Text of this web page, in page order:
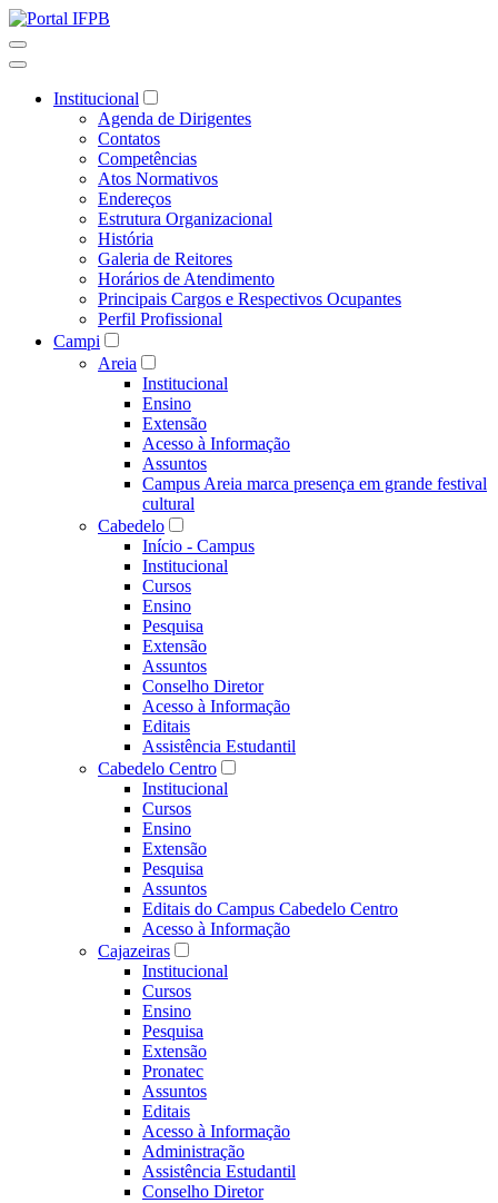
Institucional
Agenda de Dirigentes
Contatos
Competências
Atos Normativos
Endereços
Estrutura Organizacional
História
Galeria de Reitores
Horários de Atendimento
Principais Cargos e Respectivos Ocupantes
Perfil Profissional
Campi
Areia
Institucional
Ensino
Extensão
Acesso à Informação
Assuntos
Campus Areia marca presença em grande festival
cultural
Cabedelo
Início - Campus
Institucional
Cursos
Ensino
Pesquisa
Extensão
Assuntos
Conselho Diretor
Acesso à Informação
Editais
Assistência Estudantil
Cabedelo Centro
Institucional
Cursos
Ensino
Extensão
Pesquisa
Assuntos
Editais do Campus Cabedelo Centro
Acesso à Informação
Cajazeiras
Institucional
Cursos
Ensino
Pesquisa
Extensão
Pronatec
Assuntos
Editais
Acesso à Informação
Administração
Assistência Estudantil
Conselho Diretor